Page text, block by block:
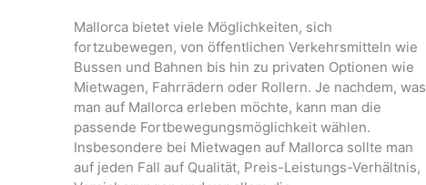
Mallorca bietet viele Möglichkeiten, sich
fortzubewegen, von öffentlichen Verkehrsmitteln wie
Bussen und Bahnen bis hin zu privaten Optionen wie
Mietwagen, Fahrrädern oder Rollern. Je nachdem, was
man auf Mallorca erleben möchte, kann man die
passende Fortbewegungsmöglichkeit wählen.
Insbesondere bei Mietwagen auf Mallorca sollte man
auf jeden Fall auf Qualität, Preis-Leistungs-Verhältnis,